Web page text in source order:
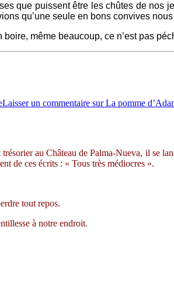
que puissent être les chûtes de nos
qu’une seule en bons convives
boire, même beaucoup, ce n’est pas
Laisser un commentaire sur La pomme
au Château de Palma-Nueva, il se
de ces écrits : « Tous très médiocres ».
tout repos.
à notre endroit.